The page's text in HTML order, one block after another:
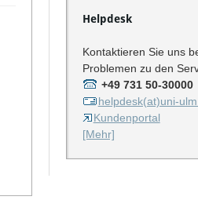
Helpdesk
Kontaktieren Sie uns
Problemen zu den
+49 731 50-30000
helpdesk(at)uni-
Kundenportal
[Mehr]